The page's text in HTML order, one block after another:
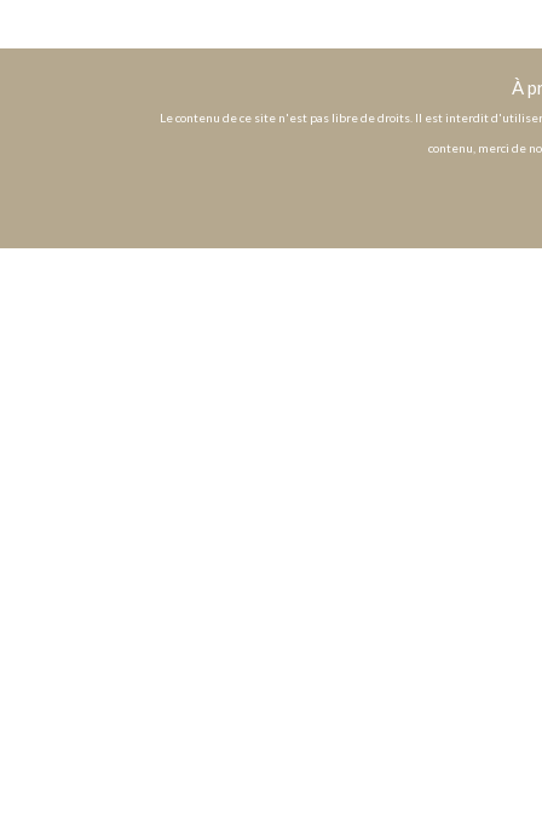
À
Le contenu de ce site n'est pas libre de droits. Il est interdit
contenu, merci de